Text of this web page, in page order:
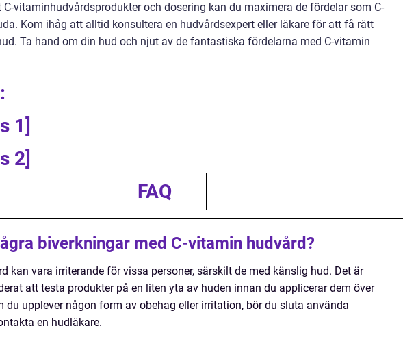
vitaminhudvårdsprodukter och dosering kan du maximera de fördelar som C-
Kom ihåg att alltid konsultera en hudvårdsexpert eller läkare för att få rätt
Ta hand om din hud och njut av de fantastiska fördelarna med C-vitamin
1]
2]
FAQ
biverkningar med C-vitamin hudvård?
kan vara irriterande för vissa personer, särskilt de med känslig hud. Det är
att testa produkter på en liten yta av huden innan du applicerar dem över
du upplever någon form av obehag eller irritation, bör du sluta använda
en hudläkare.